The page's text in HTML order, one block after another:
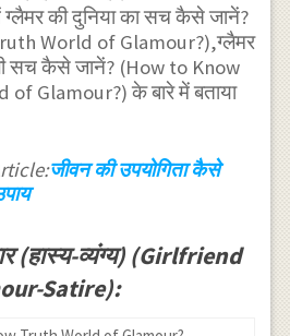
ग्लैमर की दुनिया का सच कैसे जानें?
World of Glamour?),ग्लैमर
सच कैसे जानें? (How to Know
of Glamour?) के बारे में बताया
जीवन की उपयोगिता कैसे
(हास्य-व्यंग्य) (Girlfriend
Satire):